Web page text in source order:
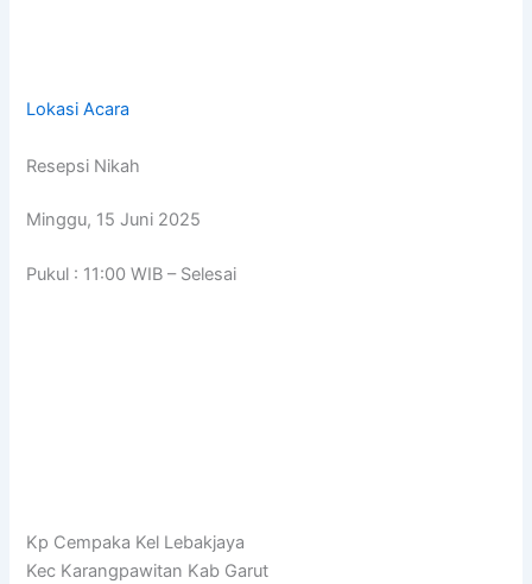
Lokasi Acara
Resepsi Nikah
Minggu, 15 Juni 2025
Pukul : 11:00 WIB – Selesai
Kp Cempaka Kel Lebakjaya
Kec Karangpawitan Kab Garut